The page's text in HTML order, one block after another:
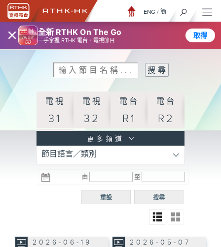
× 全新 RTHK On The Go
一手掌握 RTHK 電台、電視節目
取得
ENG / 簡
電視
31
電視
32
電台
R1
電台
R2
R3
電台 電台
R5
電台
普通
更多頻道
節目語言／類別
由 至
搜尋
重設
2026-06-19 2026-05-07